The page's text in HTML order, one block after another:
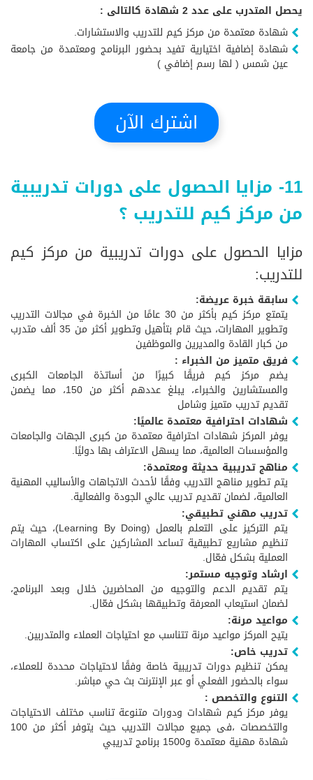
يحصل المتدرب على عدد 2 شهادة كالتالى :
شهادة معتمدة من مركز كيم للتدريب والاستشارات.
شهادة إضافية اختيارية تفيد بحضور البرنامج ومعتمدة من جامعة
عين شمس ( لها رسم إضافي )
اشترك الآن
11- مزايا الحصول على دورات تدريبية
من مركز كيم للتدريب ؟
مزايا الحصول على دورات تدريبية من مركز كيم
للتدريب:
سابقة خبرة عريضة:
يتمتع مركز كيم بأكثر من 30 عامًا من الخبرة في مجالات التدريب
وتطوير المهارات، حيث قام بتأهيل وتطوير أكثر من 35 ألف متدرب
من كبار القادة والمديرين والموظفين
فريق متميز من الخبراء :
يضم مركز كيم فريقًا كبيرًا من أساتذة الجامعات الكبرى
والمستشارين والخبراء، يبلغ عددهم أكثر من 150، مما يضمن
تقديم تدريب متميز وشامل
شهادات احترافية معتمدة عالميًا:
يوفر المركز شهادات احترافية معتمدة من كبرى الجهات والجامعات
والمؤسسات العالمية، مما يسهل الاعتراف بها دوليًا.
مناهج تدريبية حديثة ومعتمدة:
يتم تطوير مناهج التدريب وفقًا لأحدث الاتجاهات والأساليب المهنية
العالمية، لضمان تقديم تدريب عالي الجودة والفعالية.
تدريب مهني تطبيقي:
يتم التركيز على التعلم بالعمل (Learning By Doing)، حيث يتم
تنظيم مشاريع تطبيقية تساعد المشاركين على اكتساب المهارات
العملية بشكل فعّال.
ارشاد وتوجيه مستمر:
يتم تقديم الدعم والتوجيه من المحاضرين خلال وبعد البرنامج،
لضمان استيعاب المعرفة وتطبيقها بشكل فعّال.
مواعيد مرنة:
يتيح المركز مواعيد مرنة تتناسب مع احتياجات العملاء والمتدربين.
تدريب خاص:
يمكن تنظيم دورات تدريبية خاصة وفقًا لاحتياجات محددة للعملاء،
سواء بالحضور الفعلي أو عبر الإنترنت بث حي مباشر.
التنوع والتخصص :
يوفر مركز كيم شهادات ودورات متنوعة تناسب مختلف الاحتياجات
والتخصصات ،فى جميع مجالات التدريب حيث يتوفر أكثر من 100
شهادة مهنية معتمدة و1500 برنامج تدريبي